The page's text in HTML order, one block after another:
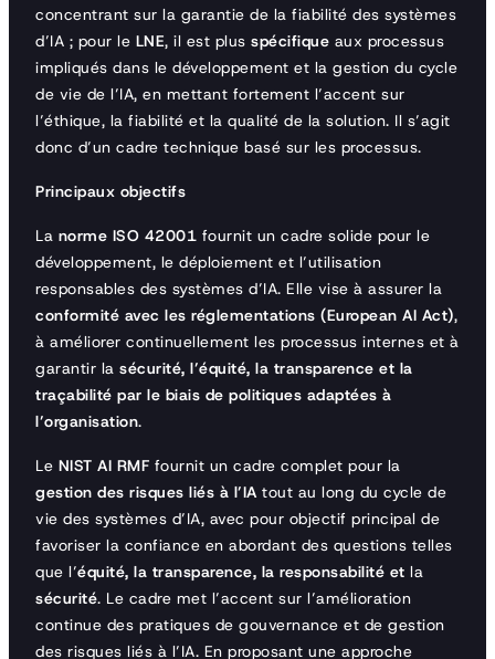
concentrant sur la garantie de la fiabilité des systèmes
d’IA ; pour le LNE, il est plus spécifique aux processus
impliqués dans le développement et la gestion du cycle
de vie de l’IA, en mettant fortement l’accent sur
l’éthique, la fiabilité et la qualité de la solution. Il s’agit
donc d’un cadre technique basé sur les processus.
Principaux objectifs
La norme ISO 42001 fournit un cadre solide pour le
développement, le déploiement et l’utilisation
responsables des systèmes d’IA. Elle vise à assurer la
conformité avec les réglementations (European AI Act),
à améliorer continuellement les processus internes et à
garantir la sécurité, l’équité, la transparence et la
traçabilité par le biais de politiques adaptées à
l’organisation.
Le NIST AI RMF fournit un cadre complet pour la
gestion des risques liés à l’IA tout au long du cycle de
vie des systèmes d’IA, avec pour objectif principal de
favoriser la confiance en abordant des questions telles
que l’équité, la transparence, la responsabilité et la
sécurité. Le cadre met l’accent sur l’amélioration
continue des pratiques de gouvernance et de gestion
des risques liés à l’IA. En proposant une approche